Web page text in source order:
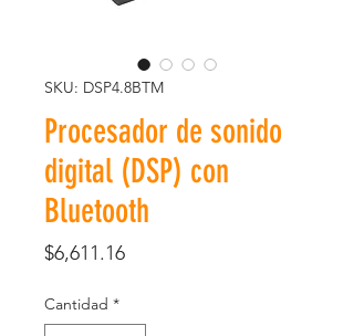
SKU: DSP4.8BTM
Procesador de sonido
digital (DSP) con
Bluetooth
$6,611.16Precio
Cantidad *